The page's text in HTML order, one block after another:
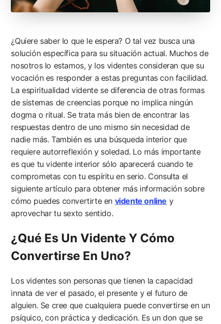
¿Quiere saber lo que le espera? O tal vez busca una
solución específica para su situación actual. Muchos de
nosotros lo estamos, y los videntes consideran que su
vocación es responder a estas preguntas con facilidad.
La espiritualidad vidente se diferencia de otras formas
de sistemas de creencias porque no implica ningún
dogma o ritual. Se trata más bien de encontrar las
respuestas dentro de uno mismo sin necesidad de
nadie más. También es una búsqueda interior que
requiere autorreflexión y soledad. Lo más importante
es que tu vidente interior sólo aparecerá cuando te
comprometas con tu espíritu en serio. Consulta el
siguiente artículo para obtener más información sobre
cómo puedes convertirte en vidente online y
aprovechar tu sexto sentido.
¿Qué Es Un Vidente Y Cómo
Convertirse En Uno?
Los videntes son personas que tienen la capacidad
innata de ver el pasado, el presente y el futuro de
alguien. Se cree que cualquiera puede convertirse en un
psíquico, con práctica y dedicación. Es un don que se